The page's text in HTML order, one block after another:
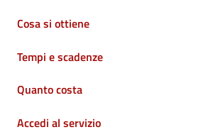
Cosa si ottiene
Tempi e scadenze
Quanto costa
Accedi al servizio